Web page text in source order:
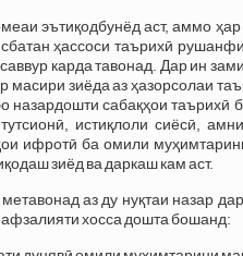
эътиқодбунёд аст, аммо
ҳассоси таърихӣ
карда тавонад. Дар ин
масири зиёда аз ҳазорсолаи
назардошти сабақҳои
истиқлоли сиёсӣ,
ифротӣ ба омили
зиёд ва даркаш кам аст.
аз ду нуқтаи назар
хосса дошта бошанд: